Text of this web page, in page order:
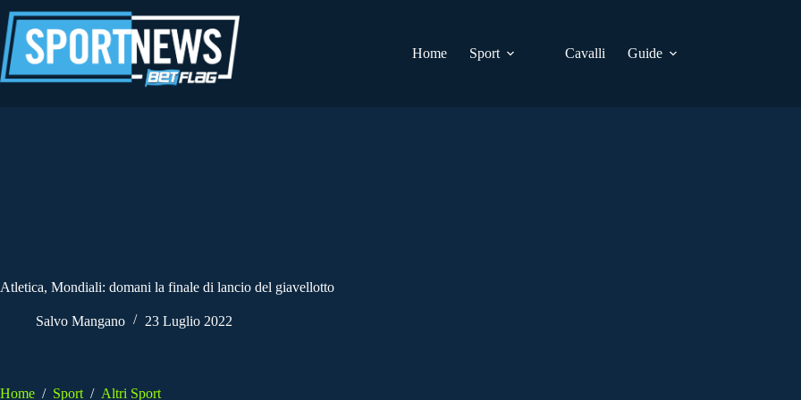
al
contenuto
Home
Sport Cavalli Guide
Atletica, Mondiali: domani la finale di lancio del giavellotto
Salvo Mangano 23 Luglio 2022
Home / Sport / Altri Sport